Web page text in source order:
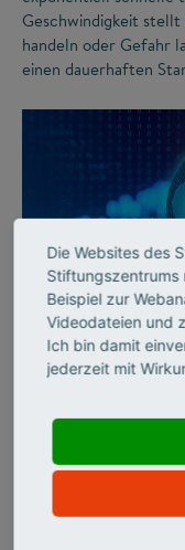
Geschwindigkeit
handeln oder Gefahr
einen dauerhaften
Andrea
Die Websites des
Stiftungszentrums
Beispiel zur
Videodateien und
Ich bin damit
jederzeit mit